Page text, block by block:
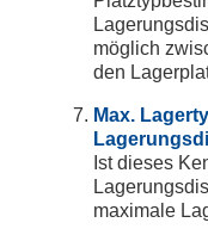
möglich
den
Max.
Ist dieses
maximale